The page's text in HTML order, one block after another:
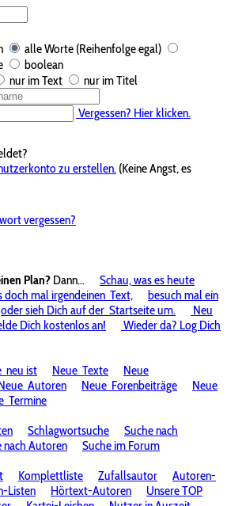
alle Worte (Reihenfolge egal)
boolean
nur im Text
nur im Titel
Vergessen? Hier klicken.
zu erstellen. (Keine Angst, es
vergessen?
Plan? Dann...
Schau, was es heute
doch mal irgendeinen Text,
besuch mal ein
oder sieh Dich auf der Startseite um.
Neu
Dich kostenlos an!
Wieder da? Log Dich
neu ist Neue Texte
Neue
Autoren Neue Forenbeiträge
Neue
Termine
Schlagwortsuche
Suche nach
nach Autoren
Suche im Forum
Komplettliste Zufallsautor
Autoren-
Listen Hörtext-Autoren
Unsere TOP